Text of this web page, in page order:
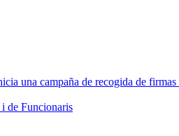
una campaña de recogida de
de Funcionaris